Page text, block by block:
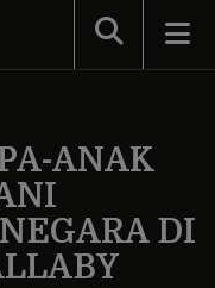
Search
ANAK
DI